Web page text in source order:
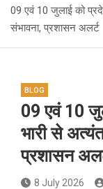
09 एवं 10 जुलाई को
संभावना, प्रशासन अलर्ट
BLOG
09 एवं 10
भारी से अत्यंत
प्रशासन
8 July 2026